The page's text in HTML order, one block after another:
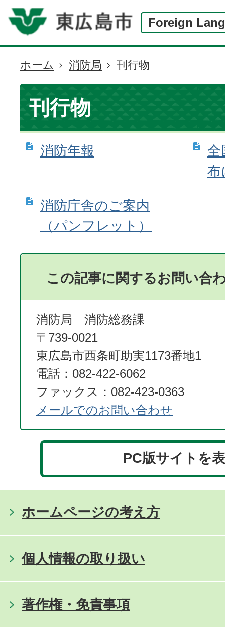
Foreign
現
在
の
位
置
ホーム 消防局 刊行物
刊行物
消防年報
全
布
消防庁舎のご案内
（パンフレット）
この記事に関するお問い合
消防局 消防総務課
〒739-0021
東広島市西条町助実1173番地1
電話：082-422-6062
ファックス：082-423-0363
メールでのお問い合わせ
PC版サイトを
ホームページの考え方
個人情報の取り扱い
著作権・免責事項